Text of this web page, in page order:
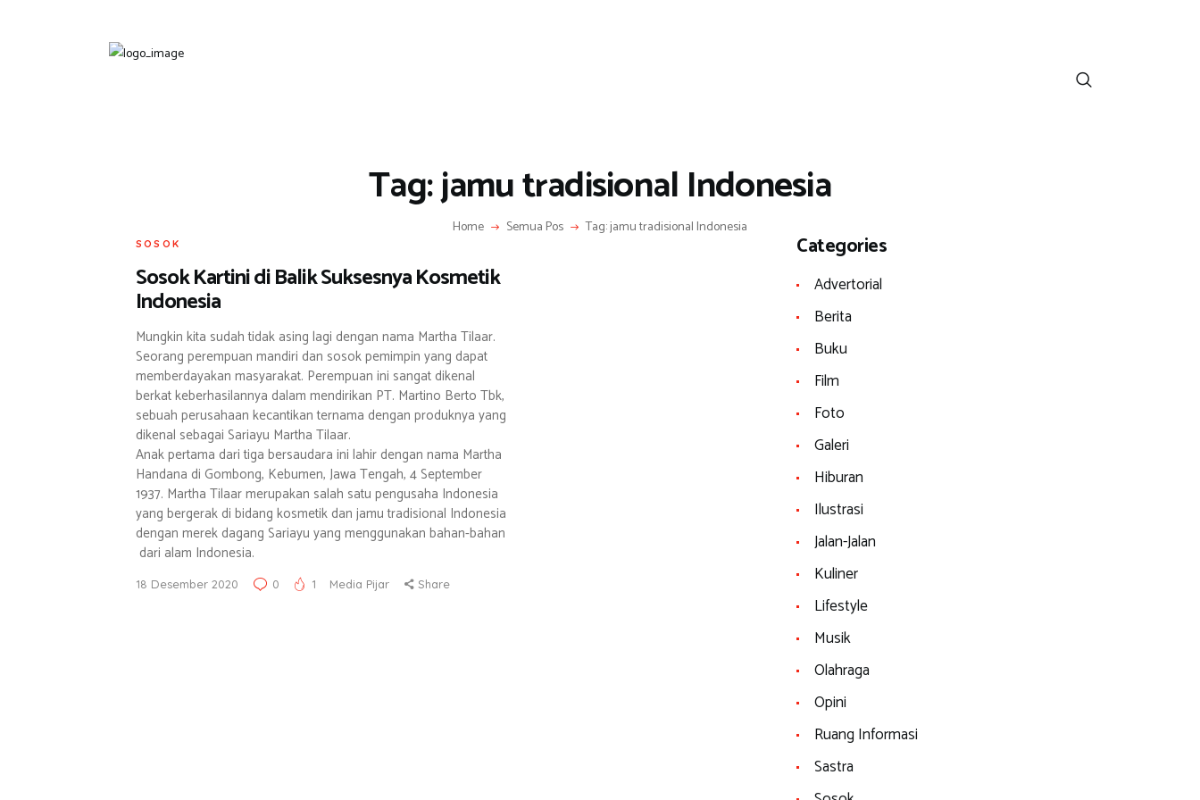
Tag: jamu tradisional Indonesia
Home Semua Pos Tag: jamu tradisional Indonesia
SOSOK
Sosok Kartini di Balik Suksesnya Kosmetik
Indonesia
Mungkin kita sudah tidak asing lagi dengan nama Martha Tilaar.
Seorang perempuan mandiri dan sosok pemimpin yang dapat
memberdayakan masyarakat. Perempuan ini sangat dikenal
berkat keberhasilannya dalam mendirikan PT. Martino Berto Tbk,
sebuah perusahaan kecantikan ternama dengan produknya yang
dikenal sebagai Sariayu Martha Tilaar.
Anak pertama dari tiga bersaudara ini lahir dengan nama Martha
Handana di Gombong, Kebumen, Jawa Tengah, 4 September
1937. Martha Tilaar merupakan salah satu pengusaha Indonesia
yang bergerak di bidang kosmetik dan jamu tradisional Indonesia
dengan merek dagang Sariayu yang menggunakan bahan-bahan
dari alam Indonesia.
18 Desember 2020 0 1 Media Pijar Share
Categories
Advertorial
Berita
Buku
Film
Foto
Galeri
Hiburan
Ilustrasi
Jalan-Jalan
Kuliner
Lifestyle
Musik
Olahraga
Opini
Ruang Informasi
Sastra